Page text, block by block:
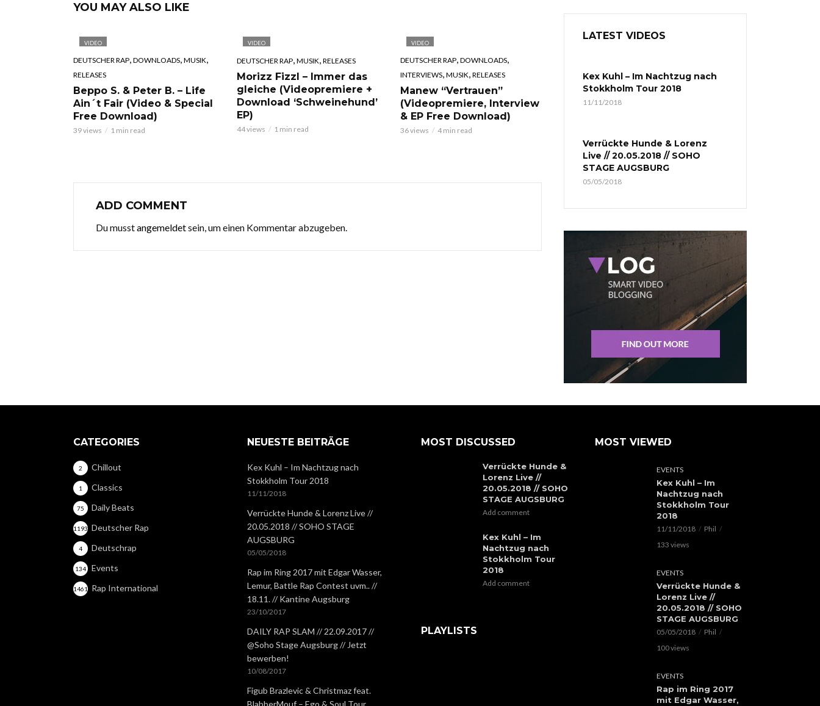
YOU MAY ALSO LIKE
VIDEO
DEUTSCHER RAP, DOWNLOADS, MUSIK,
RELEASES
Beppo S. & Peter B. – Life
Ain´t Fair (Video & Special
Free Download)
39 views 1 min read
VIDEO
DEUTSCHER RAP, MUSIK, RELEASES
Morizz Fizzl – Immer das
gleiche (Videopremiere +
Download ‘Schweinehund’
EP)
44 views 1 min read
VIDEO
DEUTSCHER RAP, DOWNLOADS,
INTERVIEWS, MUSIK, RELEASES
Manew “Vertrauen”
(Videopremiere, Interview
& EP Free Download)
36 views 4 min read
ADD COMMENT
Du musstangemeldetsein, um einen Kommentar abzugeben.
LATEST VIDEOS
Kex Kuhl – Im Nachtzug nach
Stokkholm Tour 2018
11/11/2018
Verrückte Hunde & Lorenz
Live // 20.05.2018 // SOHO
STAGE AUGSBURG
05/05/2018
CATEGORIES
Chillout
2
Classics
1
Daily Beats
75
Deutscher Rap
1193
Deutschrap
4
Events
134
Rap International
1461
NEUESTE BEITRÄGE
Kex Kuhl – Im Nachtzug nach
Stokkholm Tour 2018
11/11/2018
Verrückte Hunde & Lorenz Live //
20.05.2018 // SOHO STAGE
AUGSBURG
05/05/2018
Rap im Ring 2017 mit Edgar Wasser,
Lemur, Battle Rap Contest uvm.. //
18.11. // Kantine Augsburg
23/10/2017
DAILY RAP SLAM // 22.09.2017 //
@Soho Stage Augsburg // Jetzt
bewerben!
10/08/2017
Figub Brazlevic & Christmaz feat.
BlabberMouf – Ego & Soul Tour
MOST DISCUSSED
Verrückte Hunde &
Lorenz Live //
20.05.2018 // SOHO
STAGE AUGSBURG
Add comment
Kex Kuhl – Im
Nachtzug nach
Stokkholm Tour
2018
Add comment
PLAYLISTS
MOST VIEWED
EVENTS
Kex Kuhl – Im
Nachtzug nach
Stokkholm Tour
2018
11/11/2018
Phil
133 views
EVENTS
Verrückte Hunde &
Lorenz Live //
20.05.2018 // SOHO
STAGE AUGSBURG
05/05/2018
Phil
100 views
EVENTS
Rap im Ring 2017
mit Edgar Wasser,